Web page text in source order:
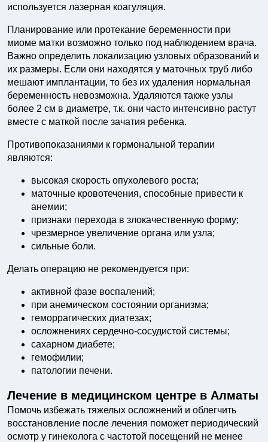
используется лазерная коагуляция.
Планирование или протекание беременности при
миоме матки возможно только под наблюдением врача.
Важно определить локализацию узловых образований и
их размеры. Если они находятся у маточных труб либо
мешают имплантации, то без их удаления нормальная
беременность невозможна. Удаляются также узлы
более 2 см в диаметре, т.к. они часто интенсивно растут
вместе с маткой после зачатия ребенка.
Противопоказаниями к гормональной терапии
являются:
высокая скорость опухолевого роста;
маточные кровотечения, способные привести к
анемии;
признаки перехода в злокачественную форму;
чрезмерное увеличение органа или узла;
сильные боли.
Делать операцию не рекомендуется при:
активной фазе воспалений;
при анемическом состоянии организма;
геморрагических диатезах;
осложнениях сердечно-сосудистой системы;
сахарном диабете;
гемофилии;
патологии печени.
Лечение в медицинском центре в Алматы
Помочь избежать тяжелых осложнений и облегчить
восстановление после лечения поможет периодический
осмотр у гинеколога с частотой посещений не менее